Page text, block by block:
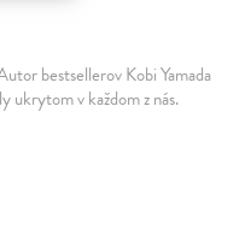
bestsellerov Kobi Yamada
ukrytom v každom z nás.